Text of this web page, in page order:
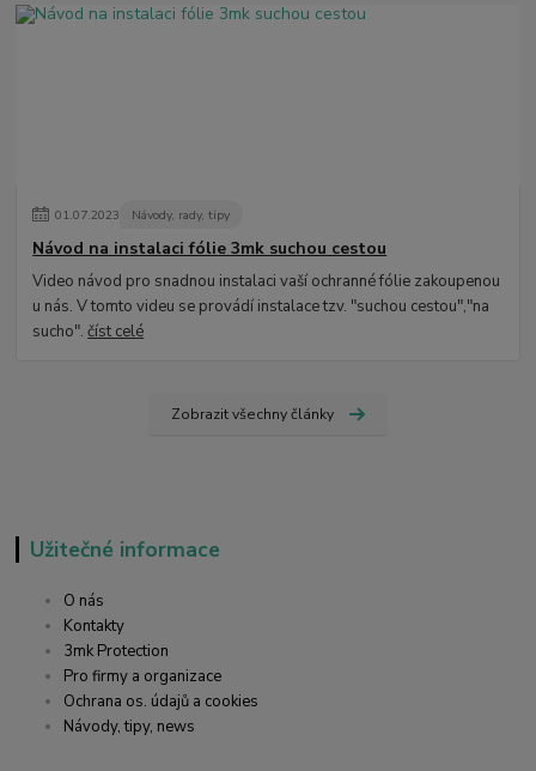
01.07.2023 Návody, rady, tipy
Návod na instalaci fólie 3mk suchou cestou
Video návod pro snadnou instalaci vaší ochranné fólie zakoupenou
u nás. V tomto videu se provádí instalace tzv. "suchou cestou","na
sucho".číst celé
Zobrazit všechny články
Užitečné informace
O nás
Kontakty
3mk Protection
Pro firmy a organizace
Ochrana os. údajů a cookies
Návody, tipy, news